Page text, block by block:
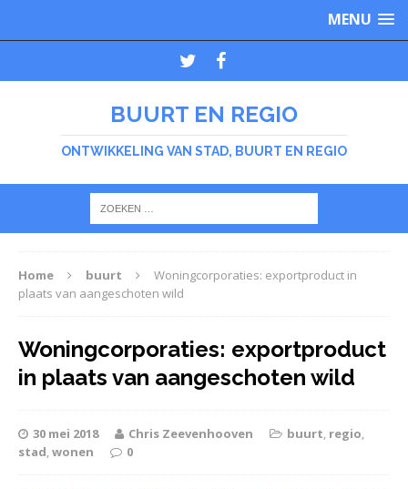
MENU
BUURT EN REGIO
ONTWIKKELING VAN STAD, BUURT EN REGIO
Home buurt
Woningcorporaties: exportproduct in
plaats van aangeschoten wild
Woningcorporaties: exportproduct
in plaats van aangeschoten wild
30 mei 2018 Chris Zeevenhooven buurt, regio,
stad,wonen 0